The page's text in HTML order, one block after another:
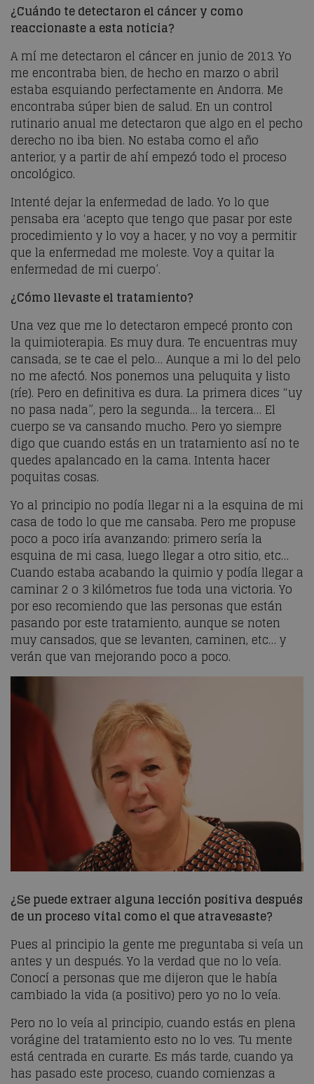
¿Cuándo te detectaron el cáncer y como
reaccionaste a esta noticia?
A mí me detectaron el cáncer en junio de 2013. Yo
me encontraba bien, de hecho en marzo o abril
estaba esquiando perfectamente en Andorra. Me
encontraba súper bien de salud. En un control
rutinario anual me detectaron que algo en el pecho
derecho no iba bien. No estaba como el año
anterior, y a partir de ahí empezó todo el proceso
oncológico.
Intenté dejar la enfermedad de lado. Yo lo que
pensaba era ‘acepto que tengo que pasar por este
procedimiento y lo voy a hacer, y no voy a permitir
que la enfermedad me moleste. Voy a quitar la
enfermedad de mi cuerpo’.
¿Cómo llevaste el tratamiento?
Una vez que me lo detectaron empecé pronto con
la quimioterapia. Es muy dura. Te encuentras muy
cansada, se te cae el pelo… Aunque a mi lo del pelo
no me afectó. Nos ponemos una peluquita y listo
(ríe). Pero en definitiva es dura. La primera dices “uy
no pasa nada”, pero la segunda… la tercera… El
cuerpo se va cansando mucho. Pero yo siempre
digo que cuando estás en un tratamiento así no te
quedes apalancado en la cama. Intenta hacer
poquitas cosas.
Yo al principio no podía llegar ni a la esquina de mi
casa de todo lo que me cansaba. Pero me propuse
poco a poco iría avanzando: primero sería la
esquina de mi casa, luego llegar a otro sitio, etc…
Cuando estaba acabando la quimio y podía llegar a
caminar 2 o 3 kilómetros fue toda una victoria. Yo
por eso recomiendo que las personas que están
pasando por este tratamiento, aunque se noten
muy cansados, que se levanten, caminen, etc… y
verán que van mejorando poco a poco.
¿Se puede extraer alguna lección positiva después
de un proceso vital como el que atravesaste?
Pues al principio la gente me preguntaba si veía un
antes y un después. Yo la verdad que no lo veía.
Conocí a personas que me dijeron que le había
cambiado la vida (a positivo) pero yo no lo veía.
Pero no lo veía al principio, cuando estás en plena
vorágine del tratamiento esto no lo ves. Tu mente
está centrada en curarte. Es más tarde, cuando ya
has pasado este proceso, cuando comienzas a